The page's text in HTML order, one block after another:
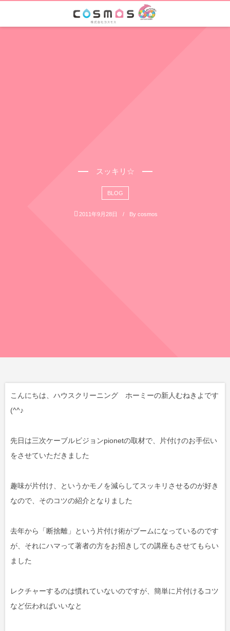
スッキリ☆
BLOG
2011年9月28日 By cosmos
こんにちは、ハウスクリーニング ホーミーの新人むねきよです
(^^♪
先日は三次ケーブルビジョンpionetの取材で、片付けのお手伝い
をさせていただきました
趣味が片付け、というかモノを減らしてスッキリさせるのが好き
なので、そのコツの紹介となりました
去年から「断捨離」という片付け術がブームになっているのです
が、それにハマって著者の方をお招きしての講座もさせてもらい
ました
レクチャーするのは慣れていないのですが、簡単に片付けるコツ
など伝わればいいなと